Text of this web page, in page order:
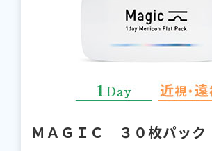
ＭＡＧＩＣ ３０枚パック